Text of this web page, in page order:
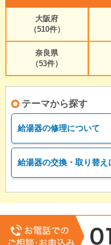
大阪府
（510件）
奈良県
（53件）
テーマから探す
給湯器の修理について
給湯器の交換・取り替え